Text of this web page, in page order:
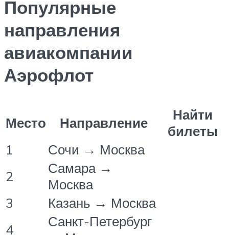
Популярные
направления
авиакомпании
Аэрофлот
Место Направление
Найти
билеты
1
Сочи → Москва
2
Самара →
Москва
3
Казань → Москва
4
Санкт-Петербург